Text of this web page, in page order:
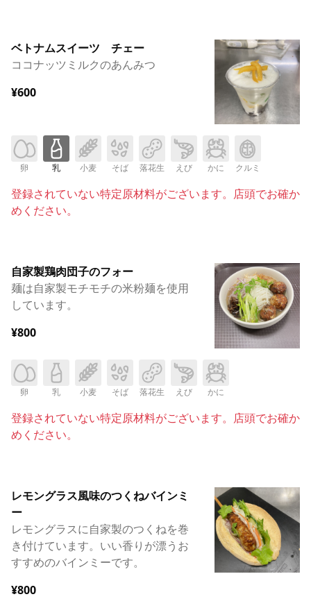
ベトナムスイーツ チェー
ココナッツミルクのあんみつ
¥600
卵 乳 小麦 そば 落花生 えび かに クルミ
登録されていない特定原材料がございます。店頭でお確か
めください。
自家製鶏肉団子のフォー
麺は自家製モチモチの米粉麺を使用
しています。
¥800
卵 乳 小麦 そば 落花生 えび かに
登録されていない特定原材料がございます。店頭でお確か
めください。
レモングラス風味のつくねバインミ
ー
レモングラスに自家製のつくねを巻
き付けています。いい香りが漂うお
すすめのバインミーです。
¥800